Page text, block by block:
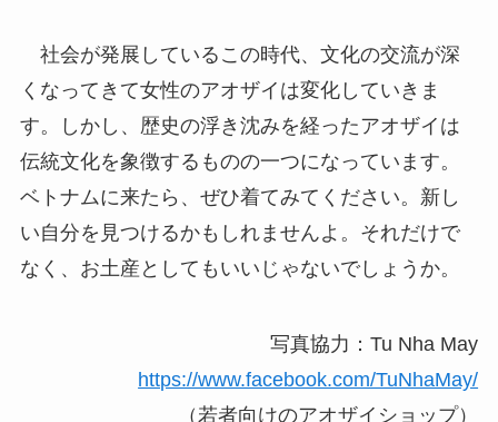
社会が発展しているこの時代、文化の交流が深
くなってきて女性のアオザイは変化していきま
す。しかし、歴史の浮き沈みを経ったアオザイは
伝統文化を象徴するものの一つになっています。
ベトナムに来たら、ぜひ着てみてください。新し
い自分を見つけるかもしれませんよ。それだけで
なく、お土産としてもいいじゃないでしょうか。
写真協力：Tu Nha May
https://www.facebook.com/TuNhaMay/
（若者向けのアオザイショップ）